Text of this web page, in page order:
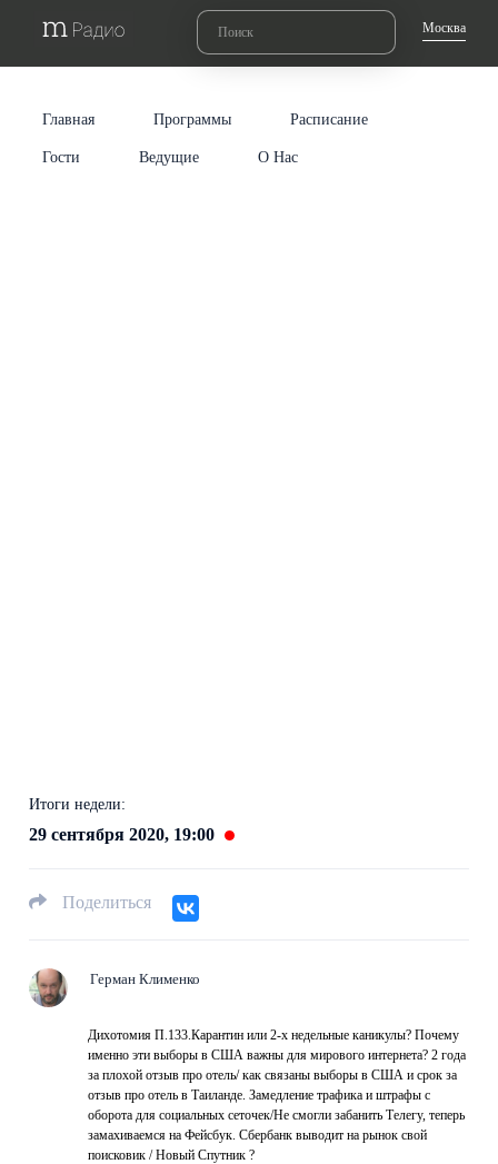
Москва
Главная Программы Расписание
Гости Ведущие О Нас
Итоги недели:
29 сентября 2020, 19:00
Поделиться
Герман Клименко
Дихотомия П.133.Карантин или 2-х недельные каникулы? Почему
именно эти выборы в США важны для мирового интернета? 2 года
за плохой отзыв про отель/ как связаны выборы в США и срок за
отзыв про отель в Таиланде. Замедление трафика и штрафы с
оборота для социальных сеточек/Не смогли забанить Телегу, теперь
замахиваемся на Фейсбук. Сбербанк выводит на рынок свой
поисковик / Новый Спутник ?